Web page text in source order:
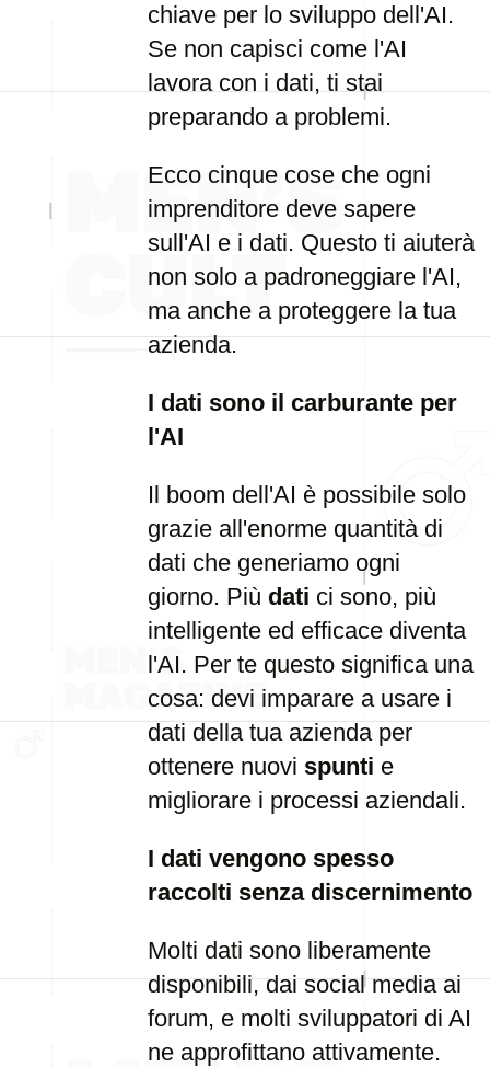
chiave per lo sviluppo dell'AI.
Se non capisci come l'AI
lavora con i dati, ti stai
preparando a problemi.
Ecco cinque cose che ogni
imprenditore deve sapere
sull'AI e i dati. Questo ti aiuterà
non solo a padroneggiare l'AI,
ma anche a proteggere la tua
azienda.
I dati sono il carburante per
l'AI
Il boom dell'AI è possibile solo
grazie all'enorme quantità di
dati che generiamo ogni
giorno. Più dati ci sono, più
intelligente ed efficace diventa
l'AI. Per te questo significa una
cosa: devi imparare a usare i
dati della tua azienda per
ottenere nuovi spunti e
migliorare i processi aziendali.
I dati vengono spesso
raccolti senza discernimento
Molti dati sono liberamente
disponibili, dai social media ai
forum, e molti sviluppatori di AI
ne approfittano attivamente.